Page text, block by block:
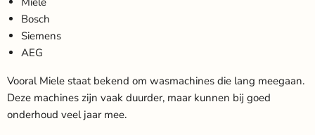
Bosch
Siemens
AEG
Vooral Miele staat bekend om wasmachines die lang meegaan.
Deze machines zijn vaak duurder, maar kunnen bij goed
onderhoud veel jaar mee.